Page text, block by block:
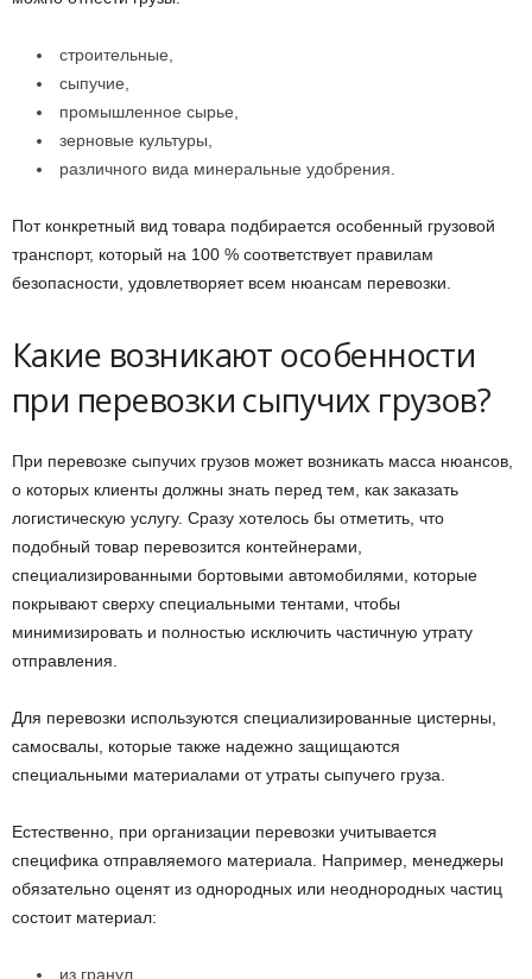
строительные,
сыпучие,
промышленное сырье,
зерновые культуры,
различного вида минеральные удобрения.
Пот конкретный вид товара подбирается особенный грузовой
транспорт, который на 100 % соответствует правилам
безопасности, удовлетворяет всем нюансам перевозки.
Какие возникают особенности
при перевозки сыпучих грузов?
При перевозке сыпучих грузов может возникать масса нюансов,
о которых клиенты должны знать перед тем, как заказать
логистическую услугу. Сразу хотелось бы отметить, что
подобный товар перевозится контейнерами,
специализированными бортовыми автомобилями, которые
покрывают сверху специальными тентами, чтобы
минимизировать и полностью исключить частичную утрату
отправления.
Для перевозки используются специализированные цистерны,
самосвалы, которые также надежно защищаются
специальными материалами от утраты сыпучего груза.
Естественно, при организации перевозки учитывается
специфика отправляемого материала. Например, менеджеры
обязательно оценят из однородных или неоднородных частиц
состоит материал:
из гранул,